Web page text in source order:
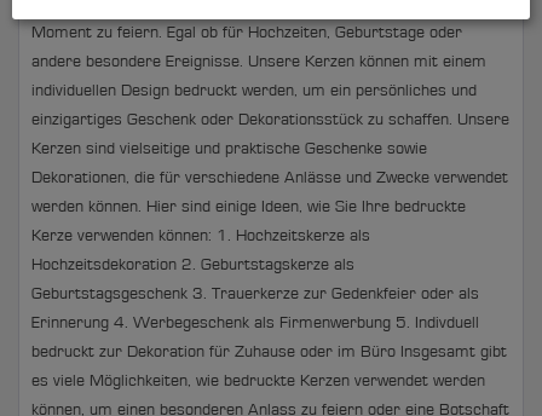
Moment zu feiern. Egal ob für Hochzeiten, Geburtstage oder
andere besondere Ereignisse. Unsere Kerzen können mit einem
individuellen Design bedruckt werden, um ein persönliches und
einzigartiges Geschenk oder Dekorationsstück zu schaffen. Unsere
Kerzen sind vielseitige und praktische Geschenke sowie
Dekorationen, die für verschiedene Anlässe und Zwecke verwendet
werden können. Hier sind einige Ideen, wie Sie Ihre bedruckte
Kerze verwenden können: 1. Hochzeitskerze als
Hochzeitsdekoration 2. Geburtstagskerze als
Geburtstagsgeschenk 3. Trauerkerze zur Gedenkfeier oder als
Erinnerung 4. Werbegeschenk als Firmenwerbung 5. Indivduell
bedruckt zur Dekoration für Zuhause oder im Büro Insgesamt gibt
es viele Möglichkeiten, wie bedruckte Kerzen verwendet werden
können, um einen besonderen Anlass zu feiern oder eine Botschaft